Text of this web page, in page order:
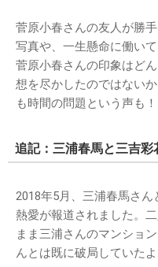
菅原小春さんの友人が勝
写真や、一生懸命に働い
菅原小春さんの印象はど
想を尽かしたのではない
も時間の問題という声も！
追記：三浦春馬と三吉彩
2018年5月、三浦春馬さ
熱愛が報道されました。
まま三浦さんのマンショ
んとは既に破局していたよ